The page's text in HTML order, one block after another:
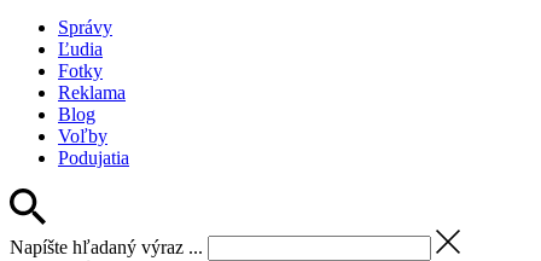
Správy
Ľudia
Fotky
Reklama
Blog
Voľby
Podujatia
Napíšte hľadaný výraz ...